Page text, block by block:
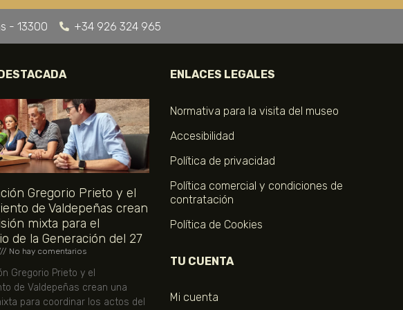
- 13300 +34 926 324 965
Gregorio Prieto y el
de Valdepeñas crean
mixta para el
de la Generación del 27
No hay comentarios
Gregorio Prieto y el
de Valdepeñas crean una
para coordinar los actos del
ENLACES LEGALES
Normativa para la visita del museo
Accesibilidad
Política de privacidad
Política comercial y condiciones de
contratación
Política de Cookies
TU CUENTA
Mi cuenta